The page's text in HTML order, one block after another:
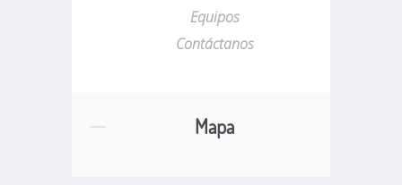
Equipos
Contáctanos
Mapa